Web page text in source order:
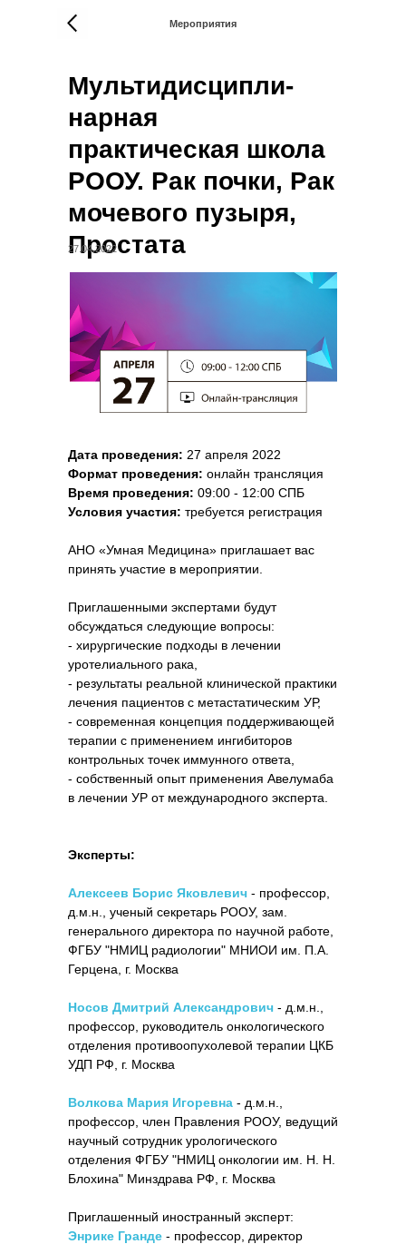
Мероприятия
27.04.2022
Дата проведения: 27 апреля 2022
Формат проведения: онлайн трансляция
Время проведения: 09:00 - 12:00 СПБ
Условия участия: требуется регистрация
АНО «Умная Медицина» приглашает вас
принять участие в мероприятии.
Приглашенными экспертами будут
обсуждаться следующие вопросы:
- хирургические подходы в лечении
уротелиального рака,
- результаты реальной клинической практики
лечения пациентов с метастатическим УР,
- современная концепция поддерживающей
терапии с применением ингибиторов
контрольных точек иммунного ответа,
- собственный опыт применения Авелумаба
в лечении УР от международного эксперта.
Эксперты:
Алексеев Борис Яковлевич - профессор,
д.м.н., ученый секретарь РООУ, зам.
генерального директора по научной работе,
ФГБУ "НМИЦ радиологии" МНИОИ им. П.А.
Герцена, г. Москва
Носов Дмитрий Александрович - д.м.н.,
профессор, руководитель онкологического
отделения противоопухолевой терапии ЦКБ
УДП РФ, г. Москва
Волкова Мария Игоревна - д.м.н.,
профессор, член Правления РООУ, ведущий
научный сотрудник урологического
отделения ФГБУ "НМИЦ онкологии им. Н. Н.
Блохина" Минздрава РФ, г. Москва
Приглашенный иностранный эксперт:
Энрике Гранде - профессор, директор
Мультидисципли-
нарная
практическая школа
РООУ. Рак почки, Рак
мочевого пузыря,
Простата